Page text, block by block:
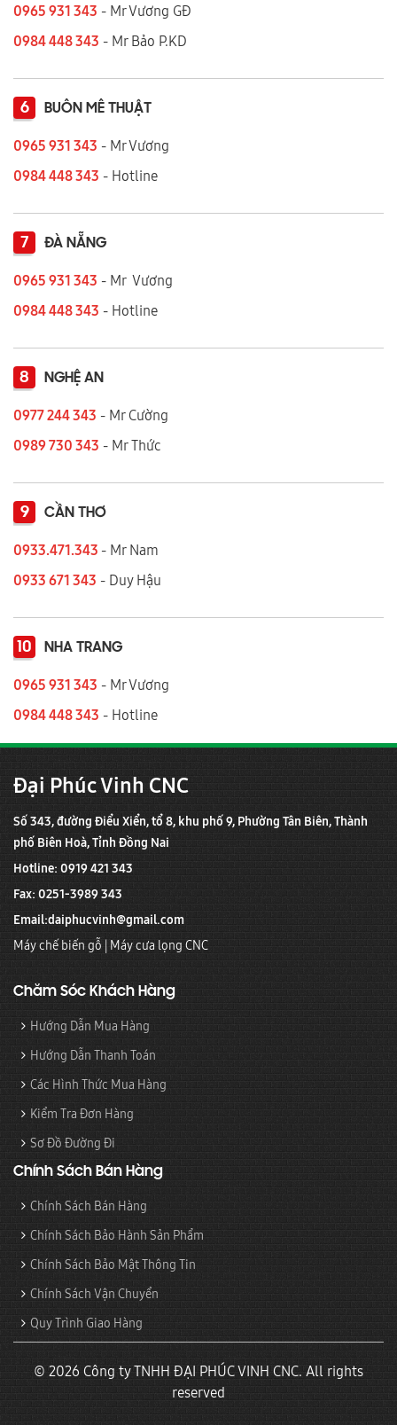
0965 931 343 - Mr Vương GĐ
0984 448 343 - Mr Bảo P.KD
6 BUÔN MÊ THUẬT
0965 931 343 - Mr Vương
0984 448 343 - Hotline
7 ĐÀ NẴNG
0965 931 343 - Mr Vương
0984 448 343 - Hotline
8 NGHỆ AN
0977 244 343 - Mr Cường
0989 730 343 - Mr Thức
9 CẦN THƠ
0933.471.343 - Mr Nam
0933 671 343 - Duy Hậu
10 NHA TRANG
0965 931 343 - Mr Vương
0984 448 343 - Hotline
Đại Phúc Vinh CNC
Số 343, đường Điểu Xiển, tổ 8, khu phố 9, Phường Tân Biên, Thành
phố Biên Hoà, Tỉnh Đồng Nai
Hotline: 0919 421 343
Fax: 0251-3989 343
Email:daiphucvinh@gmail.com
Máy chế biến gỗ | Máy cưa lọng CNC
Chăm Sóc Khách Hàng
Hướng Dẫn Mua Hàng
Hướng Dẫn Thanh Toán
Các Hình Thức Mua Hàng
Kiểm Tra Đơn Hàng
Sơ Đồ Đường Đi
Chính Sách Bán Hàng
Chính Sách Bán Hàng
Chính Sách Bảo Hành Sản Phẩm
Chính Sách Bảo Mật Thông Tin
Chính Sách Vận Chuyển
Quy Trình Giao Hàng
© 2026 Công ty TNHH ĐẠI PHÚC VINH CNC. All rights
reserved